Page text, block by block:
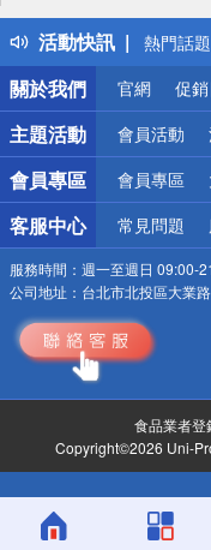
活動快訊
得獎公告
熱門話題
銀行優惠
偏遠地
詐騙網
關於我們
官網 促
主題活動 會員活動
會員專區 會員專區
客服中心 常見問題
服務時間： 週一至週日 09:00-
公司地址： 台北市北投區大業
食品業者
Copyright©2026 Uni-